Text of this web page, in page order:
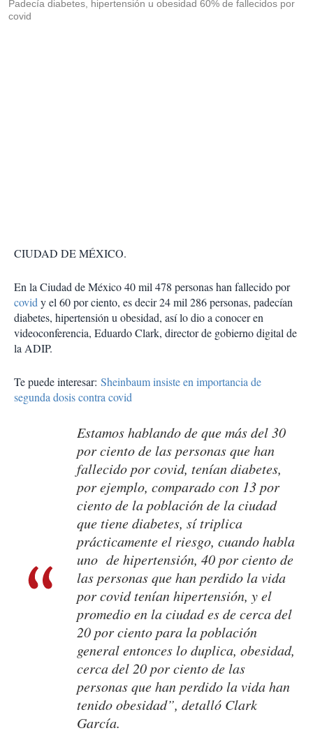
Padecía diabetes, hipertensión u obesidad 60% de fallecidos por
covid
CIUDAD DE MÉXICO.
En la Ciudad de México 40 mil 478 personas han fallecido por
covidy el 60 por ciento, es decir 24 mil 286 personas, padecían
diabetes, hipertensión u obesidad, así lo dio a conocer en
videoconferencia, Eduardo Clark, director de gobierno digital de
la ADIP.
Te puede interesar: Sheinbaum insiste en importancia de
segunda dosis contra covid
Estamos hablando de que más del 30
por ciento de las personas que han
fallecido por covid, tenían diabetes,
por ejemplo, comparado con 13 por
ciento de la población de la ciudad
que tiene diabetes, sí triplica
prácticamente el riesgo, cuando habla
uno de hipertensión, 40 por ciento de
las personas que han perdido la vida
por covid tenían hipertensión, y el
promedio en la ciudad es de cerca del
20 por ciento para la población
general entonces lo duplica, obesidad,
cerca del 20 por ciento de las
personas que han perdido la vida han
tenido obesidad”, detalló Clark
García.